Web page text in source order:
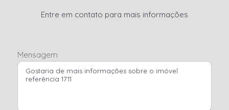
Entre em contato para mais informações
Mensagem